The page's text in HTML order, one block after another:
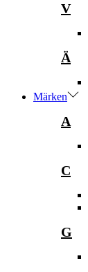
V
Ä
Märken
A
C
G